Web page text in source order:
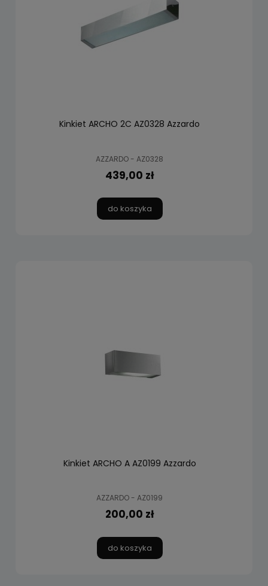
Kinkiet ARCHO 2C AZ0328 Azzardo
AZZARDO - AZ0328
439,00 zł
do koszyka
Kinkiet ARCHO A AZ0199 Azzardo
AZZARDO - AZ0199
200,00 zł
do koszyka